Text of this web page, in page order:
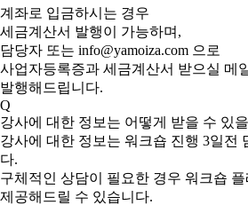
계좌로 입금하시는 경우
세금계산서 발행이 가능하며,
담당자 또는 info@yamoiza.com 으로
사업자등록증과 세금계산서 받으실 메
발행해드립니다.
Q
강사에 대한 정보는 어떻게 받을 수 있
강사에 대한 정보는 워크숍 진행 3일전
다.
구체적인 상담이 필요한 경우 워크숍
제공해드릴 수 있습니다.